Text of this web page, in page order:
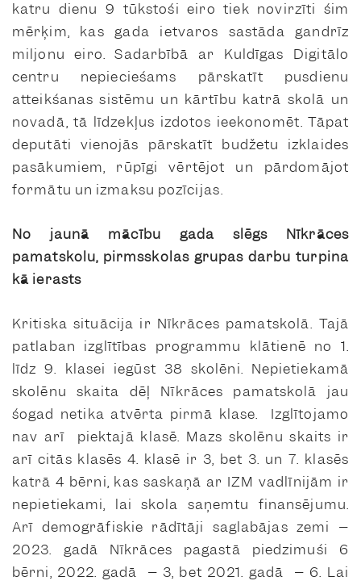
katru dienu 9 tūkstoši eiro tiek novirzīti šim
mērķim, kas gada ietvaros sastāda gandrīz
miljonu eiro. Sadarbībā ar Kuldīgas Digitālo
centru nepieciešams pārskatīt pusdienu
atteikšanas sistēmu un kārtību katrā skolā un
novadā, tā līdzekļus izdotos ieekonomēt. Tāpat
deputāti vienojās pārskatīt budžetu izklaides
pasākumiem, rūpīgi vērtējot un pārdomājot
formātu un izmaksu pozīcijas.
No jaunā mācību gada slēgs Nīkrāces
pamatskolu, pirmsskolas grupas darbu turpina
kā ierasts
Kritiska situācija ir Nīkrāces pamatskolā. Tajā
patlaban izglītības programmu klātienē no 1.
līdz 9. klasei iegūst 38 skolēni. Nepietiekamā
skolēnu skaita dēļ Nīkrāces pamatskolā jau
šogad netika atvērta pirmā klase. Izglītojamo
nav arī piektajā klasē. Mazs skolēnu skaits ir
arī citās klasēs 4. klasē ir 3, bet 3. un 7. klasēs
katrā 4 bērni, kas saskaņā ar IZM vadlīnijām ir
nepietiekami, lai skola saņemtu finansējumu.
Arī demogrāfiskie rādītāji saglabājas zemi –
2023. gadā Nīkrāces pagastā piedzimuši 6
bērni, 2022. gadā – 3, bet 2021. gadā – 6. Lai